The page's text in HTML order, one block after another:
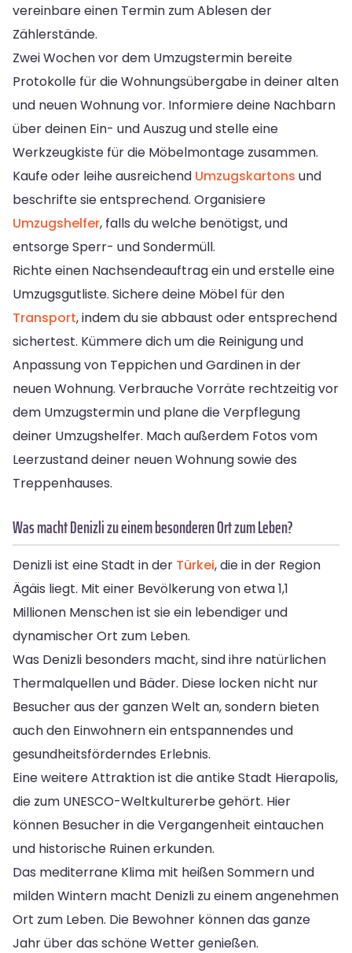
vereinbare einen Termin zum Ablesen der
Zählerstände.
Zwei Wochen vor dem Umzugstermin bereite
Protokolle für die Wohnungsübergabe in deiner alten
und neuen Wohnung vor. Informiere deine Nachbarn
über deinen Ein- und Auszug und stelle eine
Werkzeugkiste für die Möbelmontage zusammen.
Kaufe oder leihe ausreichend Umzugskartons und
beschrifte sie entsprechend. Organisiere
Umzugshelfer, falls du welche benötigst, und
entsorge Sperr- und Sondermüll.
Richte einen Nachsendeauftrag ein und erstelle eine
Umzugsgutliste. Sichere deine Möbel für den
Transport, indem du sie abbaust oder entsprechend
sichertest. Kümmere dich um die Reinigung und
Anpassung von Teppichen und Gardinen in der
neuen Wohnung. Verbrauche Vorräte rechtzeitig vor
dem Umzugstermin und plane die Verpflegung
deiner Umzugshelfer. Mach außerdem Fotos vom
Leerzustand deiner neuen Wohnung sowie des
Treppenhauses.
Was macht Denizli zu einem besonderen Ort zum Leben?
Denizli ist eine Stadt in der Türkei, die in der Region
Ägäis liegt. Mit einer Bevölkerung von etwa 1,1
Millionen Menschen ist sie ein lebendiger und
dynamischer Ort zum Leben.
Was Denizli besonders macht, sind ihre natürlichen
Thermalquellen und Bäder. Diese locken nicht nur
Besucher aus der ganzen Welt an, sondern bieten
auch den Einwohnern ein entspannendes und
gesundheitsförderndes Erlebnis.
Eine weitere Attraktion ist die antike Stadt Hierapolis,
die zum UNESCO-Weltkulturerbe gehört. Hier
können Besucher in die Vergangenheit eintauchen
und historische Ruinen erkunden.
Das mediterrane Klima mit heißen Sommern und
milden Wintern macht Denizli zu einem angenehmen
Ort zum Leben. Die Bewohner können das ganze
Jahr über das schöne Wetter genießen.